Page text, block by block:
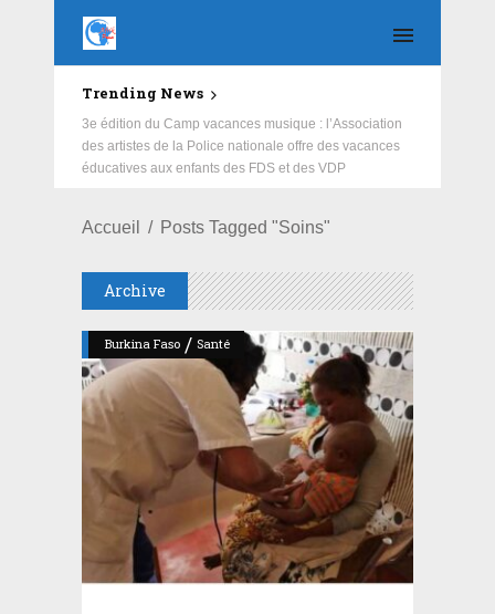
Trending News
Education : la fédération de la Russie rénove les
écoles primaire et collège du Camp Général
Aboubacar Sangoulé Lamizana
Accueil Posts Tagged "Soins"
Archive
Burkina Faso / Santé